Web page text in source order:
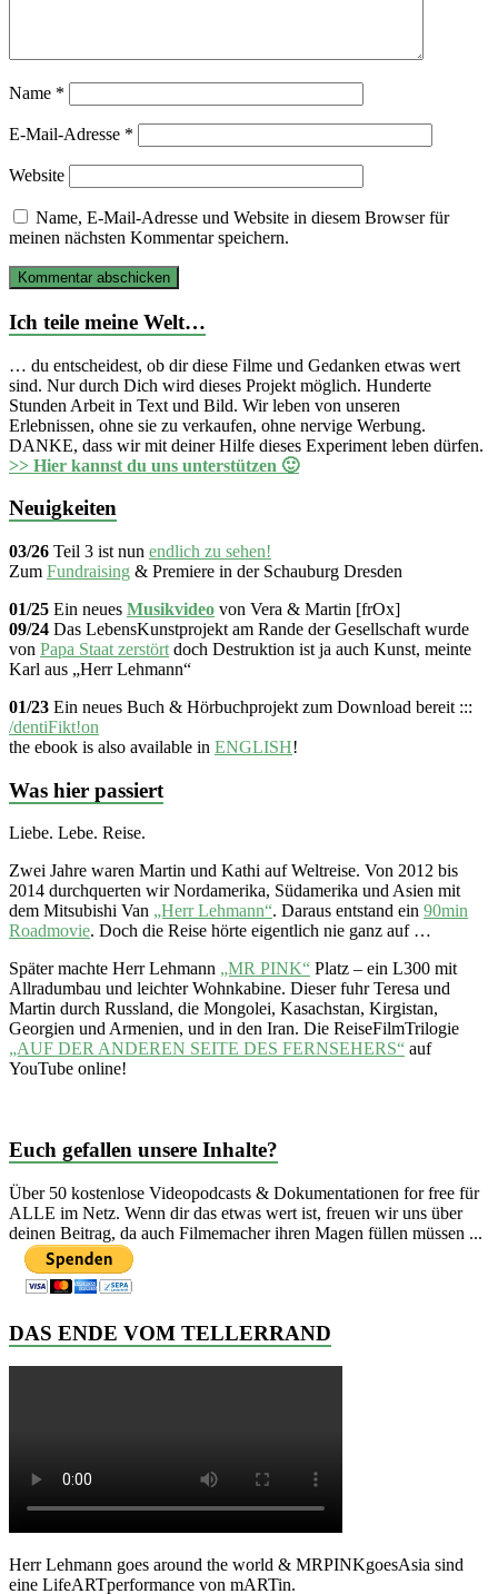
Name *
E-Mail-Adresse *
Website
Name, E-Mail-Adresse und Website in diesem Browser für
meinen nächsten Kommentar speichern.
Ich teile meine Welt…
… du entscheidest, ob dir diese Filme und Gedanken etwas wert
sind. Nur durch Dich wird dieses Projekt möglich. Hunderte
Stunden Arbeit in Text und Bild. Wir leben von unseren
Erlebnissen, ohne sie zu verkaufen, ohne nervige Werbung.
DANKE, dass wir mit deiner Hilfe dieses Experiment leben dürfen.
>> Hier kannst du uns unterstützen 🙂
Neuigkeiten
03/26 Teil 3 ist nun endlich zu sehen!
Zum Fundraising & Premiere in der Schauburg Dresden
01/25 Ein neues Musikvideo von Vera & Martin [frOx]
09/24 Das LebensKunstprojekt am Rande der Gesellschaft wurde
von Papa Staat zerstört doch Destruktion ist ja auch Kunst, meinte
Karl aus „Herr Lehmann“
01/23 Ein neues Buch & Hörbuchprojekt zum Download bereit :::
/dentiFikt!on
the ebook is also available in ENGLISH!
Was hier passiert
Liebe. Lebe. Reise.
Zwei Jahre waren Martin und Kathi auf Weltreise. Von 2012 bis
2014 durchquerten wir Nordamerika, Südamerika und Asien mit
dem Mitsubishi Van „Herr Lehmann“. Daraus entstand ein 90min
Roadmovie. Doch die Reise hörte eigentlich nie ganz auf …
Später machte Herr Lehmann „MR PINK“ Platz – ein L300 mit
Allradumbau und leichter Wohnkabine. Dieser fuhr Teresa und
Martin durch Russland, die Mongolei, Kasachstan, Kirgistan,
Georgien und Armenien, und in den Iran. Die ReiseFilmTrilogie
„AUF DER ANDEREN SEITE DES FERNSEHERS“ auf
YouTube online!
Euch gefallen unsere Inhalte?
Über 50 kostenlose Videopodcasts & Dokumentationen for free für
ALLE im Netz. Wenn dir das etwas wert ist, freuen wir uns über
deinen Beitrag, da auch Filmemacher ihren Magen füllen müssen ...
DAS ENDE VOM TELLERRAND
Herr Lehmann goes around the world & MRPINKgoesAsia sind
eine LifeARTperformance von mARTin.